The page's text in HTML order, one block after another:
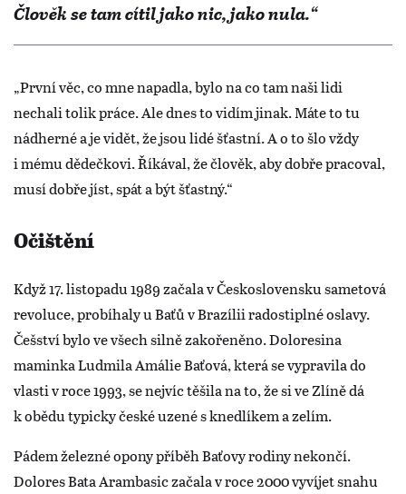
Člověk se tam cítil jako nic, jako nula.“
„První věc, co mne napadla, bylo na co tam naši lidi
nechali tolik práce. Ale dnes to vidím jinak. Máte to tu
nádherné a je vidět, že jsou lidé šťastní. A o to šlo vždy
i mému dědečkovi. Říkával, že člověk, aby dobře pracoval,
musí dobře jíst, spát a být šťastný.“
Očištění
Když 17. listopadu 1989 začala v Československu sametová
revoluce, probíhaly u Baťů v Brazílii radostiplné oslavy.
Češství bylo ve všech silně zakořeněno. Doloresina
maminka Ludmila Amálie Baťová, která se vypravila do
vlasti v roce 1993, se nejvíc těšila na to, že si ve Zlíně dá
k obědu typicky české uzené s knedlíkem a zelím.
Pádem železné opony příběh Baťovy rodiny nekončí.
Dolores Bata Arambasic začala v roce 2000 vyvíjet snahu